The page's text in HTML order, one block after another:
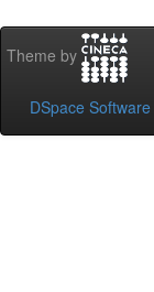
Theme by
DSpace Software